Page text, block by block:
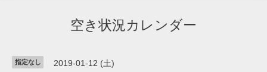
空き状況カレンダー
指定なし 2019-01-12 (土)